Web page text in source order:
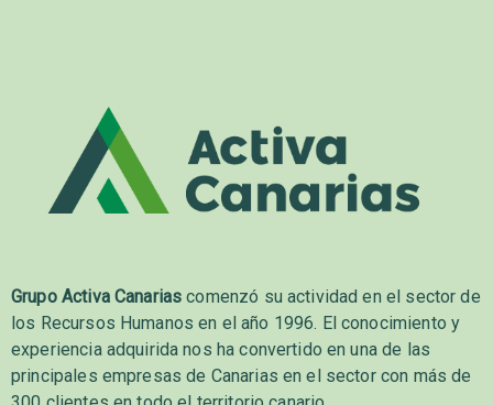
Grupo Activa Canarias comenzó su actividad en el sector de
los Recursos Humanos en el año 1996. El conocimiento y
experiencia adquirida nos ha convertido en una de las
principales empresas de Canarias en el sector con más de